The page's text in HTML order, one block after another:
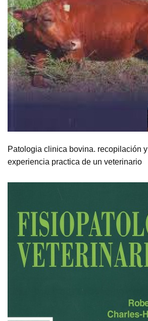
Patologia clinica bovina. recopilación y
experiencia practica de un veterinario